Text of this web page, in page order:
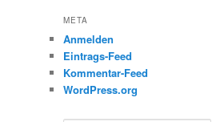
META
Anmelden
Eintrags-Feed
Kommentar-Feed
WordPress.org